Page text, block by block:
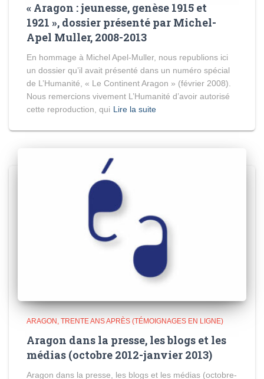
« Aragon : jeunesse, genèse 1915 et
1921 », dossier présenté par Michel-
Apel Muller, 2008-2013
En hommage à Michel Apel-Muller, nous republions ici
un dossier qu’il avait présenté dans un numéro spécial
de L’Humanité, « Le Continent Aragon » (février 2008).
Nous remercions vivement L’Humanité d’avoir autorisé
cette reproduction, qui Lire la suite
ARAGON, TRENTE ANS APRÈS (TÉMOIGNAGES EN LIGNE)
Aragon dans la presse, les blogs et les
médias (octobre 2012-janvier 2013)
Aragon dans la presse, les blogs et les médias (octobre-